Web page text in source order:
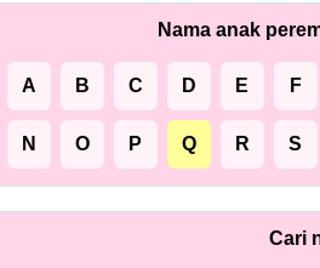
Nama anak
A B C D E F
N O P Q R S
Cari